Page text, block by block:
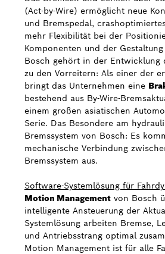
(Act-by-Wire) ermöglicht neue
und Bremspedal,
mehr Flexibilität bei der
Komponenten und der
Bosch gehört in der Entwicklung
zu den Vorreitern: Als einer der
bringt das Unternehmen eine
bestehend aus By-Wire-
einem großen asiatischen
Serie. Das Besondere am
Bremssystem von Bosch: Es
mechanische Verbindung
Bremssystem aus.
Software-Systemlösung für
Motion Management von Bosch
intelligente Ansteuerung der
Systemlösung arbeiten Bremse,
und Antriebsstrang optimal
Motion Management ist für alle